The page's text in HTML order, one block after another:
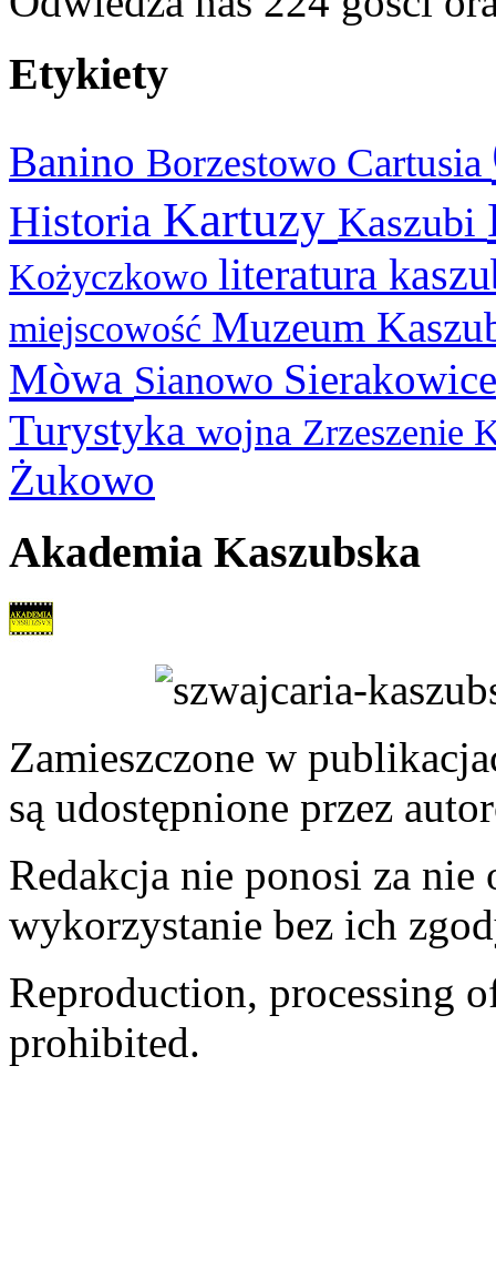
Etykiety
Banino Borzestowo Cartusia
Historia Kartuzy Kaszubi
Kożyczkowo literatura
miejscowość Muzeum
Mòwa Sianowo
Turystyka wojna Zrzeszenie
Żukowo
Akademia Kaszubska
Zamieszczone w
są udostępnione przez
Redakcja nie ponosi za
wykorzystanie bez ich
Reproduction, processing
prohibited.